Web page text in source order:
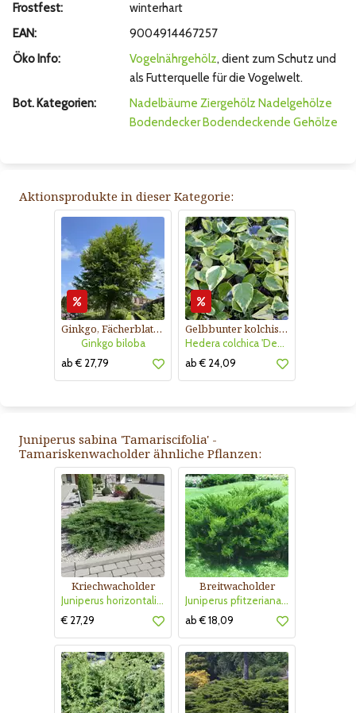
Frostfest:
winterhart
EAN:
9004914467257
Öko Info:
Vogelnährgehölz, dient zum Schutz und
als Futterquelle für die Vogelwelt.
Bot. Kategorien:
Nadelbäume Ziergehölz Nadelgehölze
Bodendecker Bodendeckende Gehölze
Aktionsprodukte in dieser Kategorie:
Ginkgo, Fächerblattbaum
Ginkgo biloba
ab € 27,79
Gelbbunter kolchischer Efeu
Hedera colchica 'Dentata Variegata'
ab € 24,09
Juniperus sabina 'Tamariscifolia' -
Tamariskenwacholder ähnliche Pflanzen:
Kriechwacholder
Juniperus horizontalis 'Prince of Wales'
€ 27,29
Breitwacholder
Juniperus pfitzeriana 'Mint Julep'
ab € 18,09